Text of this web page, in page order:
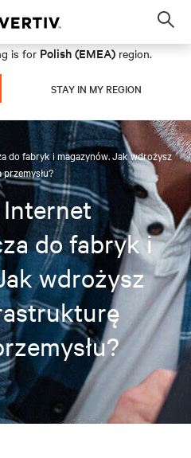
is for Polish (EMEA) region.
STAY IN MY REGION
do fabryk i magazynów. Jak wdrożysz
Internet
do fabryk i
wdrożysz